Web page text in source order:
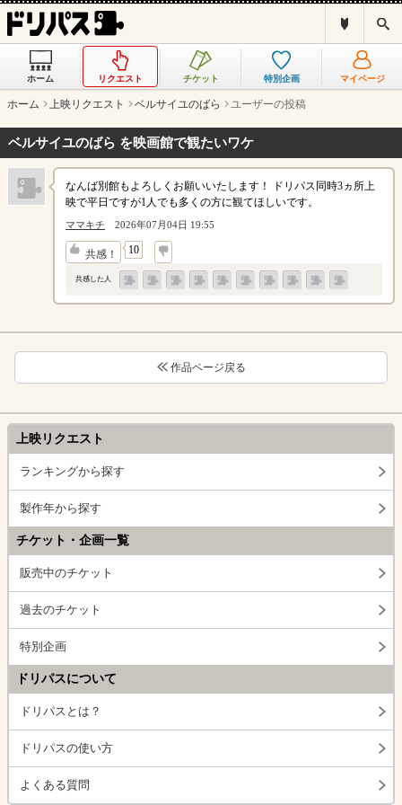
ス
ホーム リクエスト チケット 特別企画 マイページ
ホーム 上映リクエスト ベルサイユのばら ユーザーの投稿
ベルサイユのばら を映画館で観たいワケ
なんば別館もよろしくお願いいたします！ ドリパス同時3ヵ所上
映で平日ですが1人でも多くの方に観てほしいです。
ママキチ 2026年07月04日 19:55
共感！ 10
↓
共感した人
作品ページ戻る
上映リクエスト
ランキングから探す
製作年から探す
チケット・企画一覧
販売中のチケット
過去のチケット
特別企画
ドリパスについて
ドリパスとは？
ドリパスの使い方
よくある質問